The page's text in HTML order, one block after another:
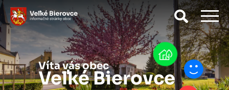
Víta vás obec
Veľké Bierovce